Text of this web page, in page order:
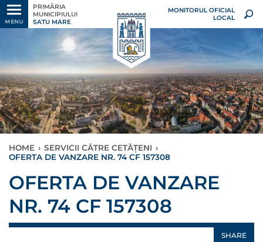
MENU
PRIMĂRIA
MUNICIPIULUI
SATU MARE
MONITORUL OFICIAL
LOCAL
HOME › SERVICII CĂTRE CETĂȚENI ›
OFERTA DE VANZARE NR. 74 CF 157308
OFERTA DE VANZARE
NR. 74 CF 157308
SHARE